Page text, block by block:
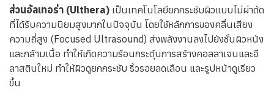
ส่วนอัลเทอร่า (Ulthera) เป็นเทคโนโลยียกกระชับผิวแบบไม่ผ่าตัด
ที่ได้รับความนิยมสูงมากในปัจจุบัน โดยใช้หลักการของคลื่นเสียง
ความถี่สูง (Focused Ultrasound) ส่งพลังงานลงไปยังชั้นผิวหนัง
และกล้ามเนื้อ ทำให้เกิดความร้อนกระตุ้นการสร้างคอลลาเจนและอี
ลาสตินใหม่ ทำให้ผิวดูยกกระชับ ริ้วรอยลดเลือน และรูปหน้าดูเรียว
ขึ้น